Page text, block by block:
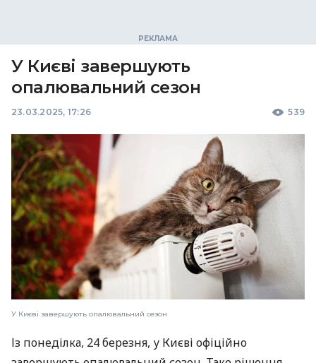
У Києві завершують
опалювальний сезон
23.03.2025, 17:26 539
У Києві завершують опалювальний сезон
Із понеділка, 24 березня, у Києві офіційно